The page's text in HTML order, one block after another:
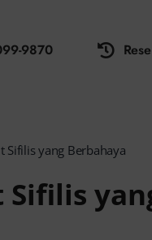
9870
Sifilis yang Berbahaya